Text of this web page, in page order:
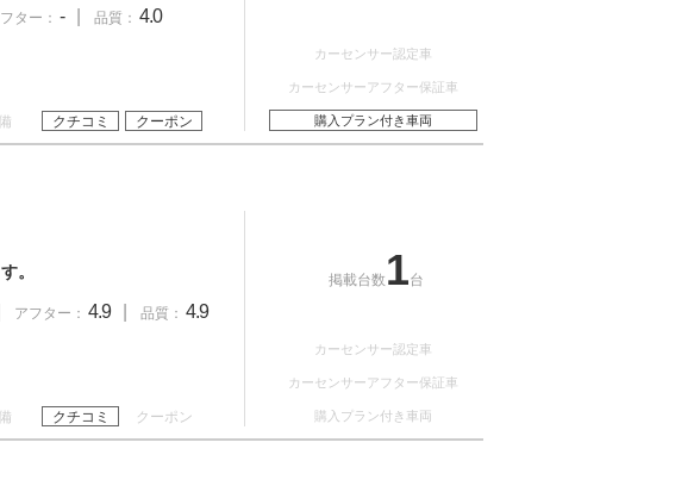
ター： - 品質： 4.0
クチコミ クーポン
カーセンサー認定車
カーセンサーアフター保証車
購入プラン付き車両
。
アフター： 4.9 品質： 4.9
クチコミ クーポン
掲載台数 1台
カーセンサー認定車
カーセンサーアフター保証車
購入プラン付き車両